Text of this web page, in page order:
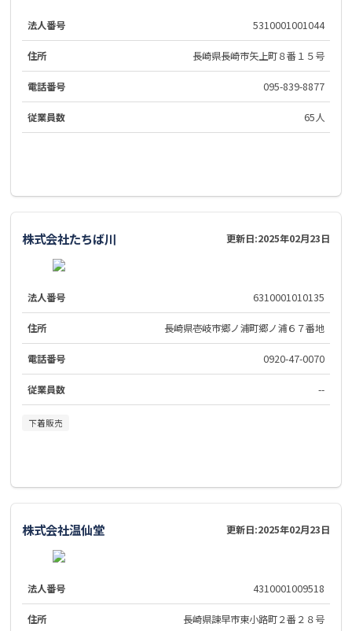
法人番号 5310001001044
住所 長崎県長崎市矢上町８番１５号
電話番号 095-839-8877
従業員数 65人
株式会社たちば川 更新日:2025年02月23日
法人番号 6310001010135
住所 長崎県壱岐市郷ノ浦町郷ノ浦６７番地
電話番号 0920-47-0070
従業員数 --
下着販売
株式会社温仙堂 更新日:2025年02月23日
法人番号 4310001009518
住所 長崎県諫早市東小路町２番２８号